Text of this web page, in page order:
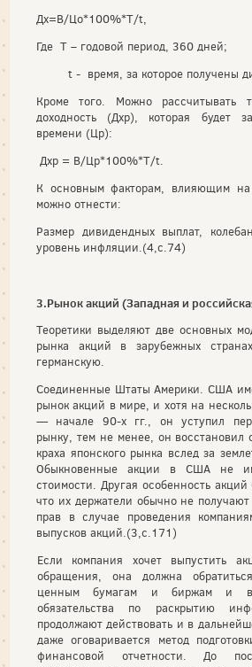
Дх=В/Цо*100%*Т/t,
Где Т – годовой период, 360 дней;
t - время, за которое получены
Кроме того. Можно рассчитывать
доходность (Дхр), которая будет
времени (Цр):
Дхр = В/Цр*100%*Т/t.
К основным факторам, влияющим на
можно отнести:
Размер дивидендных выплат,
уровень инфляции.(4,с.74)
3.Рынок акций (Западная и
Теоретики выделяют две основных
рынка акций в зарубежных
германскую.
Соединенные Штаты Америки. США
рынок акций в мире, и хотя на
— начале 90-х гг., он уступил
рынку, тем не менее, он восстановил
краха японского рынка вслед за
Обыкновенные акции в США не
стоимости. Другая особен­ность
что их держатели обыч­но не
прав в случае прове­дения
выпусков акций.(3,с.171)
Если компания хочет выпустить
обращения, она должна
ценным бумагам и биржам и
обязательства по раскрытию
продолжают дей­ствовать и в
даже оговари­вается метод
финансовой отчетности. До